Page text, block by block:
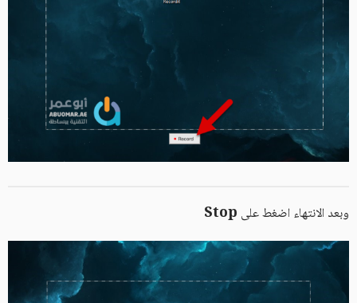
وبعد الانتهاء اضغط على Stop